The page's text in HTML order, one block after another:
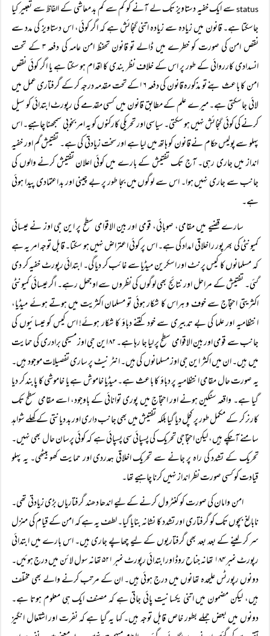
statusسے ایک خفیہ دستاویز تک لے آنے کو کم سے کم بد معاشی کے الفاظ سے تعبیر کیا
جاسکتا ہے۔ قانون میں زیادہ سے زیادہ اتنی گنجائش ہے کہ اگر کوئی، اس دستاویز کی مدد سے
نقص امن کی صورت کو خطرے میں ڈالے تو قانون تحفظ امن عامہ کی دفعہ ۳ کے تحت
انسدادی کارروائی کے طور پر اس کے خلاف نظر بندی کا اقدام ہو سکتا ہے یا اگر کوئی نقص
امن کا باعث بنے تو مذکورہ قانون کی دفعہ ۱۶کے تحت مقدمہ درجہ کر کے گرفتاری عمل میں
لائی جاسکتی ہے۔ میرے علم کے مطابق قانون میں کسی مقدمے کی رپورٹ ابتدائی کو سیل
کرنے کی کوئی گنجائش نہیں ہو سکتی۔ سیاسی اور تحریکی کارکنوں کو یہ امر بخوبی سمجھنا چاہیے۔ اس
پہلو سے پولیس حکام نے قانون کو ہاتھ میں لیا ہے اور سخت زیادتی کی ہے۔ تفتیش گم اور خفیہ
انداز میں جاری رہی۔ آج تک تفتیش کے بارے میں کوئی اعلان تفتیش کرنے والوں کی
جانب سے جاری نہیں ہوا۔ اس سے لوگوں میں بجا طور پر بے چینی اور بد اعتمادی پیدا ہوئی
ہے۔
سارے قضیے میں مقامی، صوبائی، قومی اور بین الاقوامی سطح پر این جی اوز نے عیسائی
کمیونٹی کی بھر پور ر اخلاقی امداد کی ہے۔ اس پر کوئی اعتراض نہیں ہو سکتا۔ قابل توجہ امر یہ ہے
کہ مسلمانوں کا کیس پرنٹ اور اسکرین میڈیا سے غائب کر دیا گی۔ ابتدائی رپورٹ خفیہ کر دی
گئی۔ تفتیش کے مراحل اور نتائج بھی لوگوں کی نظروں سے اوجھل رہے۔ اگر عیسائی کمیونٹی
اکثریتی احتجاج سے خوف و ہراس کا شکار ہوئی تو مسلمان اکثریت میں ہوتے ہوئے میڈیا،
انتظامیہ اور علما کی بے تدبیری سے خود کتنے دباؤ کا شکار ہوئے! اس کیس کو عیسائیوں کی
جانب سے قومی اور بین الاقوامی سطح پر لیا جا رہا ہے۔ ۸۲ این جی اوز مسیحی برادری کی حمایت
میں ہیں۔ ان میں اکثر این جی اوز مسلمانوں کی ہیں۔ انٹر نیٹ پر ساری تفصیلات موجود ہیں۔
یہ صورت حال مقامی انتظامیہ پر دباؤ کا باعث ہے۔ میڈیا خاموش ہے یا خاموشی کا پابند کر دیا
گیا ہے۔ واقعہ سنگین ہونے اور احتجاج میں پوری توانائی کے باوجود، اسے مقامی سطح تک
کارنر کر کے مکمل طور پر کچل دیا گیا بلکہ تفتیش میں بھی جانب داری اور بد دیانتی کے کھلے شواہد
سامنے آچکے ہیں، لیکن احتجاجی تحریک کی پسپائی سی پسپائی ہے کہ کوئی پرسان حال بھی نہیں۔
تحریک کے تشدد کی راہ پر جانے سے تحریک اخلاقی ہمدردی اور حمایت کھو بیٹھی۔ یہ پہلو
قیادت کو کسی صورت نظر انداز نہیں کرنا چاہیے تھا۔
امن وامان کی صورت کو کنٹرول کرنے کے لیے اندھا دھند گرفتاریاں بڑی زیادتی تھی۔
نابالغ بچوں تک کو گرفتاری اور تشدد کا نشانہ بنایا گیا۔ لطف یہ ہے کہ امن کے قیام کی منزل
سر کر لینے کے بعد بعد بھی گرفتاریوں کے لیے چھاپے جاری ہیں۔ اس بارے میں ابتدائی
رپورٹ نمبر ۱۸۴ تھانہ جناح روڈ اور ابتدائی رپورٹ نمبر ۵۲۱ تھانہ سول لائن میں درج ہوئیں۔
دونوں رپورٹس علیحدہ تھانوں میں درج ہوئی ہیں۔ ان کے مرتب کرنے والے بھی مختلف
ہیں، لیکن مضمون میں اتنی یکسانیت پائی جاتی ہے کہ مصنف ایک ہی معلوم ہوتا ہے۔
دونوں میں بعض جملے بطور خاص قابل توجہ ہیں۔ کہا یہ گیا ہے کہ نفرت اور اشتعال انگیز